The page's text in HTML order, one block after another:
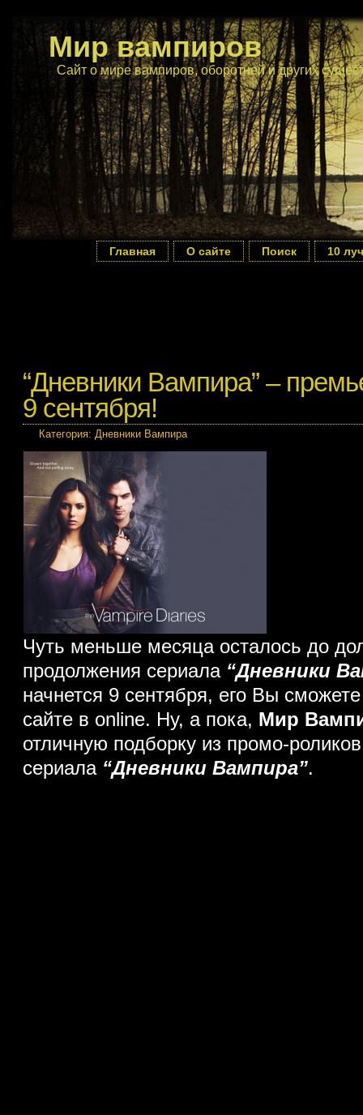
Мир вампиров
Сайт о мире вампиров, оборотней и других
Главная О сайте Поиск 10
“Дневники Вампира” –
9 сентября!
Категория: Дневники Вампира
Чуть меньше месяца осталось до
продолжения сериала “Дневники
начнется 9 сентября, его Вы
сайте в online. Ну, а пока, Мир
отличную подборку из промо-
сериала “Дневники Вампира”.